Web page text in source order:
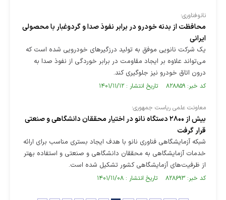
نانوفناوری؛
محافظت از بدنه خودرو در برابر نفوذ صدا و گردوغبار با محصولی
ایرانی
یک شرکت نانویی موفق به تولید درزگیر‌های خودرویی شده است که
می‌تواند علاوه بر ایجاد مقاومت در برابر خوردگی از نفوذ صدا به
درون اتاق خودرو نیز جلوگیری کند.
کد خبر: ۸۲۸۸۵۹ تاریخ انتشار : ۱۴۰۱/۱۱/۱۲
معاونت علمی ریاست جمهوری؛
بیش از ۲۸۰۰ دستگاه نانو در اختیار محققان دانشگاهی و صنعتی
قرار گرفت
شبکه آزمایشگاهی فناوری نانو با هدف ایجاد بستری مناسب برای ارائه
خدمات آزمایشگاهی به محققان دانشگاهی و صنعتی و استفاده بهتر
از ظرفیت‌های آزمایشگاهی کشور تشکیل شده است.
کد خبر: ۸۲۸۶۹۳ تاریخ انتشار : ۱۴۰۱/۱۱/۰۸